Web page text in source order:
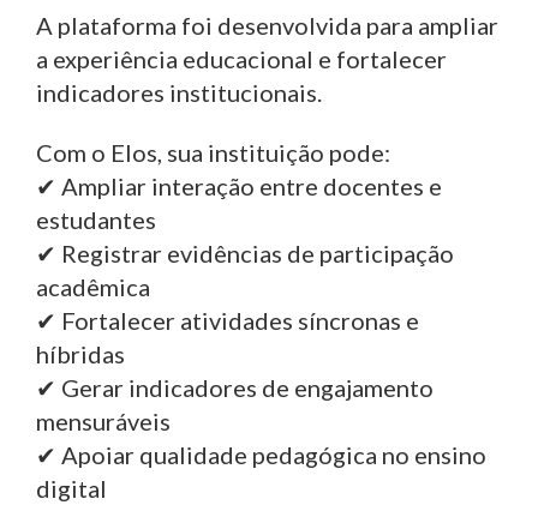
A plataforma foi desenvolvida para ampliar
a experiência educacional e fortalecer
indicadores institucionais.
Com o Elos, sua instituição pode:
✔ Ampliar interação entre docentes e
estudantes
✔ Registrar evidências de participação
acadêmica
✔ Fortalecer atividades síncronas e
híbridas
✔ Gerar indicadores de engajamento
mensuráveis
✔ Apoiar qualidade pedagógica no ensino
digital